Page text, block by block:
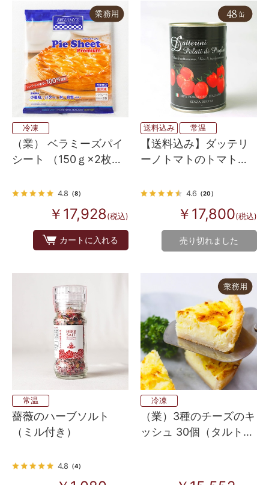
冷凍
（業） ベラミーズパイ
シート （150ｇ×2枚）
4.8 （8）
￥17,928(税込)
カートに入れる
送料込み 常温
【送料込み】ダッテリ
ーノトマトのトマトジ
400g×484.6 （20）
￥17,800(税込)
売り切れました
常温
薔薇のハーブソルト
（ミル付き）
4.8 （4）
冷凍
（業）3種のチーズのキ
ッシュ 30個（タルトフ